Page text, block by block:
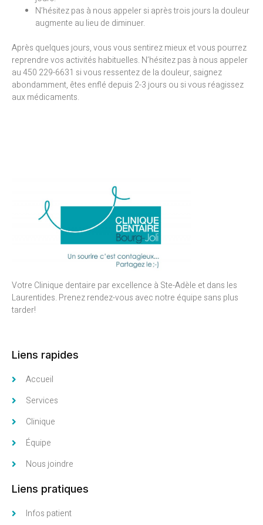
N’hésitez pas à nous appeler si après trois jours la douleur
augmente au lieu de diminuer.
Après quelques jours, vous vous sentirez mieux et vous pourrez
reprendre vos activités habituelles. N’hésitez pas à nous appeler
au 450 229-6631 si vous ressentez de la douleur, saignez
abondamment, êtes enflé depuis 2-3 jours ou si vous réagissez
aux médicaments.
Votre Clinique dentaire par excellence à Ste-Adèle et dans les
Laurentides. Prenez rendez-vous avec notre équipe sans plus
tarder!
Liens rapides
Accueil
Services
Clinique
Équipe
Nous joindre
Liens pratiques
Infos patient